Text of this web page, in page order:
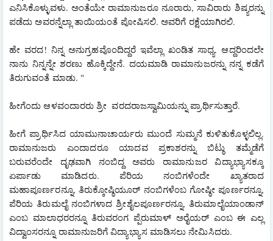
ಎನಿಸಿಕೊಳ್ಳುವಳು. ಅಂತೆಯೇ ರಾಮಾನುಜರೂ ನೂರಾರು, ಸಾವಿರಾರು ಶಿಷ್ಯರನ್ನು
ಪಡೆದು ಅವರನ್ನೆಲ್ಲಾ ತಾಯಿಯಂತೆ ಪೋಷಿಸಲಿ. ಅವರಿಗೆ ರಕ್ಷೆಯಾಗಿರಲಿ.
ಹೇ ವರದ! ನಿನ್ನ ಅನುಗ್ರಹವೊಂದಿದ್ದರೆ ಇವೆಲ್ಲಾ ಖಂಡಿತ ಸಾಧ್ಯ. ಆದ್ದರಿಂದಲೇ
ನಾನು ನಿನ್ನನ್ನೇ ಶರಣು ಹೊಕ್ಕಿದ್ದೇನೆ. ದಯಮಾಡಿ ರಾಮಾನುಜರನ್ನು ನನ್ನ ಕಡೆಗೆ
ತಿರುಗುವಂತೆ ಮಾಡು. "
ಹೀಗೆಂದು ಆಳವಂದಾರರು ಶ್ರೀ  ವರದರಾಜಸ್ವಾಮಿಯನ್ನು ಪ್ರಾರ್ಥಿಸುತ್ತಾರೆ.
ಹೀಗೆ ಪ್ರಾರ್ಥಿಸಿದ ಯಾಮುನಾಚಾರ್ಯರು ಮುಂದೆ ಸುಮ್ಮನೆ ಕುಳಿತುಕೊಳ್ಳಲಿಲ್ಲ.
ರಾಮಾನುಜರು ಎಂದಾದರೂ ಯಾದವ ಪ್ರಕಾಶರನ್ನು ಬಿಟ್ಠು ತಮ್ಮೆಡೆಗೆ
ಬರುವರೆಂದೇ ದೃಢವಾಗಿ ನಂಬಿದ್ದ ಅವರು ರಾಮಾನುಜರ ವಿದ್ಯಾಭ್ಯಾಸಕ್ಕೂ
ಏರ್ಪಾಡು ಮಾಡಿದರು. ಪೆರಿಯ ನಂಬಿಗಳೆಂದೇ ಖ್ಯಾತರಾದ
ಮಹಾಪೂರ್ಣರನ್ನೂ, ತಿರುಕ್ಕೋಷ್ಠಿಯೂರ್ ನಂಬಿಗಳೆಂಬ ಗೋಷ್ಠೀ ಪೂರ್ಣರನ್ನೂ,
ಪೆರಿಯ ತಿರುಮಲೈ ನಂಬಿಗಳಾದ ಶ್ರೀಶೈಲಪೂರ್ಣರನ್ನೂ, ತಿರುಮಾಲೈಯಾಂಡಾನ್
ಎಂಬ ಮಾಲಾಧರರನ್ನೂ ತಿರುವರಂಗ ಪ್ಪೆರುಮಾಳ್ ಅರೈಯರ್ ಎಂಬ ಈ ಎಲ್ಲ
ವಿದ್ವಾಂಸರನ್ನೂ ರಾಮಾನುಜರಿಗೆ ವಿದ್ಯಾಭ್ಯಾಸ ಮಾಡಿಸಲು ನೇಮಿಸಿದರು.